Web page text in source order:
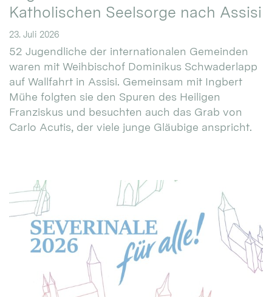
Katholischen Seelsorge nach Assisi
23. Juli 2026
52 Jugendliche der internationalen Gemeinden
waren mit Weihbischof Dominikus Schwaderlapp
auf Wallfahrt in Assisi. Gemeinsam mit Ingbert
Mühe folgten sie den Spuren des Heiligen
Franziskus und besuchten auch das Grab von
Carlo Acutis, der viele junge Gläubige anspricht.